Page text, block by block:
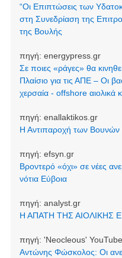
“Οι Επιπτώσεις των
στη Συνεδρίαση της
της Βουλής
πηγή: energypress.gr
Σε ποιες «ράγες» θα
Πλαίσιο για τις ΑΠΕ – Οι
χερσαία - offshore αιολικά
πηγή: enallaktikos.gr
Η Αντιπαροχή των Βουνών
πηγή: efsyn.gr
Βροντερό «όχι» σε νέες
νότια Εύβοια
πηγή: analyst.gr
Η ΑΠΑΤΗ ΤΗΣ ΑΙΟΛΙΚΗΣ
πηγή: 'Neocleοus' YouTube
Αντώνης Φώσκολος: Οι